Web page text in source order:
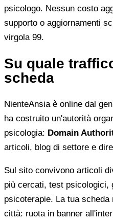
psicologo. Nessun costo
supporto o aggiornamenti
virgola 99.
Su quale
scheda
NienteAnsia è online dal
ha costruito un'autorità
psicologia: Domain
articoli, blog di settore e
Sul sito convivono articoli
più cercati, test psicologici,
psicoterapie. La tua
città: ruota in banner